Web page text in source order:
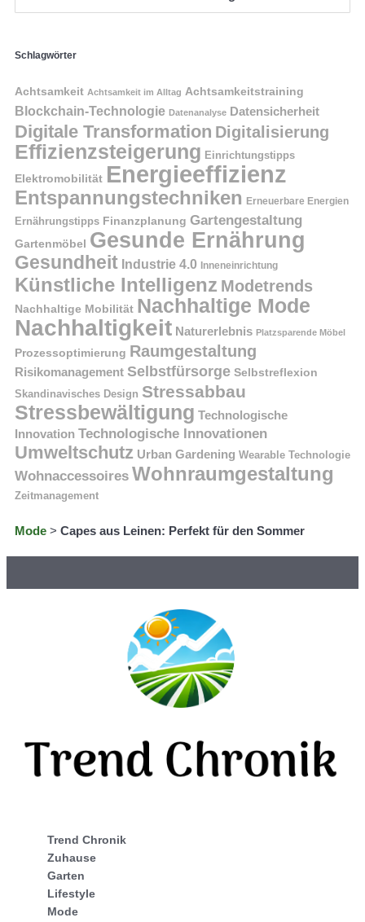
Schlagwörter
Achtsamkeit Achtsamkeit im Alltag Achtsamkeitstraining
Blockchain-Technologie Datenanalyse Datensicherheit
Digitale Transformation Digitalisierung
Effizienzsteigerung Einrichtungstipps
Elektromobilität Energieeffizienz
Entspannungstechniken Erneuerbare Energien
Ernährungstipps Finanzplanung Gartengestaltung
Gartenmöbel Gesunde Ernährung
Gesundheit Industrie 4.0 Inneneinrichtung
Künstliche Intelligenz Modetrends
Nachhaltige Mobilität Nachhaltige Mode
Nachhaltigkeit Naturerlebnis Platzsparende Möbel
Prozessoptimierung Raumgestaltung
Risikomanagement Selbstfürsorge Selbstreflexion
Skandinavisches Design Stressabbau
Stressbewältigung Technologische
Innovation Technologische Innovationen
Umweltschutz Urban Gardening Wearable Technologie
Wohnaccessoires Wohnraumgestaltung
Zeitmanagement
Mode > Capes aus Leinen: Perfekt für den Sommer
Trend Chronik
Zuhause
Garten
Lifestyle
Mode